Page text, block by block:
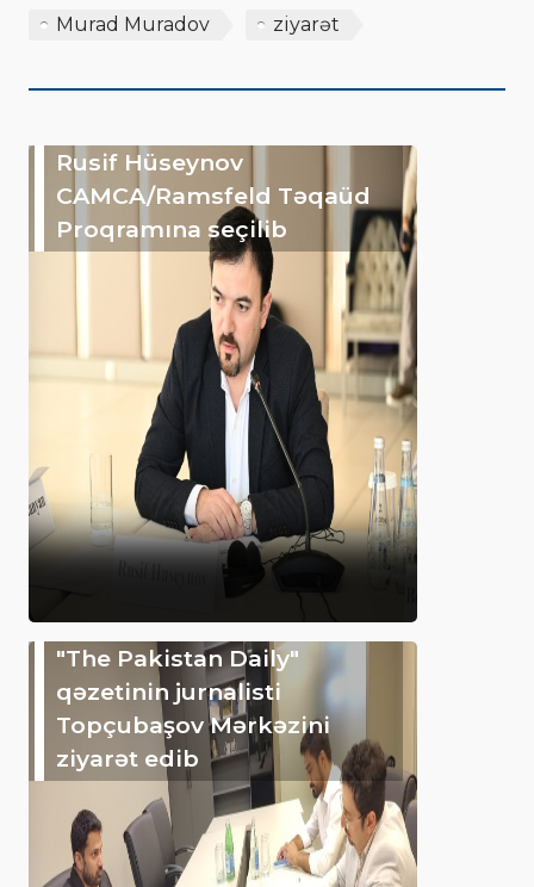
Murad Muradov
ziyarət
Rusif Hüseynov
CAMCA/Ramsfeld Təqaüd
Proqramına seçilib
"The Pakistan Daily"
qəzetinin jurnalisti
Topçubaşov Mərkəzini
ziyarət edib